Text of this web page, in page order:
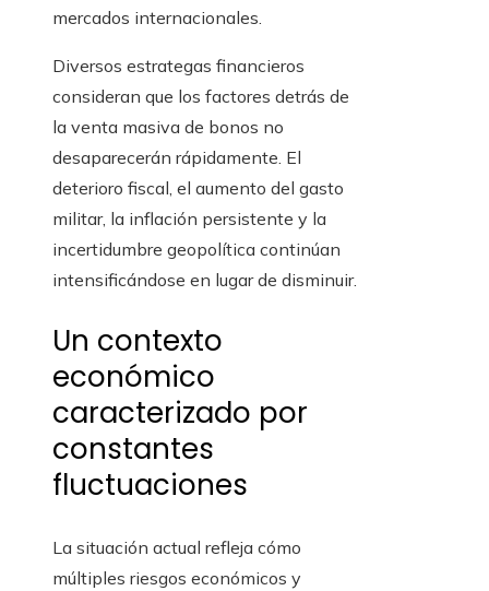
mercados internacionales.
Diversos estrategas financieros
consideran que los factores detrás de
la venta masiva de bonos no
desaparecerán rápidamente. El
deterioro fiscal, el aumento del gasto
militar, la inflación persistente y la
incertidumbre geopolítica continúan
intensificándose en lugar de disminuir.
Un contexto
económico
caracterizado por
constantes
fluctuaciones
La situación actual refleja cómo
múltiples riesgos económicos y